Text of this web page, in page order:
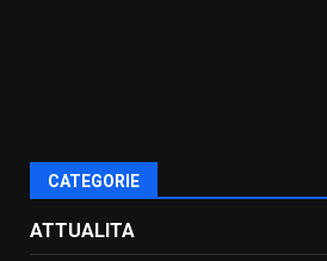
CATEGORIE
ATTUALITA